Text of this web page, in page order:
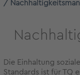
Die Einhaltung
Standards ist für TQ